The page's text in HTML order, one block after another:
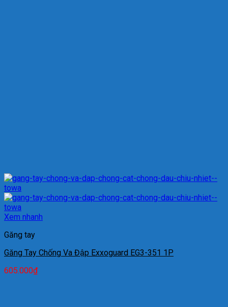
Xem nhanh
Găng tay
Găng Tay Chống Va Đập Exxoguard EG3-351 1P
605.000₫